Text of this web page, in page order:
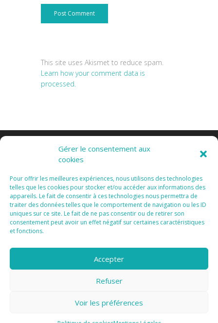
Gérer le consentement aux
cookies
Pour offrir les meilleures expériences, nous utilisons des technologies
telles que les cookies pour stocker et/ou accéder aux informations des
appareils. Le fait de consentir à ces technologies nous permettra de
traiter des données telles que le comportement de navigation ou les ID
uniques sur ce site. Le fait de ne pas consentir ou de retirer son
consentement peut avoir un effet négatif sur certaines caractéristiques
et fonctions.
Accepter
Refuser
Voir les préférences
Post Comment
This site uses Akismet to reduce spam.
Learn how your comment data is
processed.
Tous Droits Réservés 2015 IMentions Légales I
Vanda Cipriano
utiliser ce site Web, vous acceptez leur utilisation.
Pour en savoir plus, notamment sur la façon de contrôler les